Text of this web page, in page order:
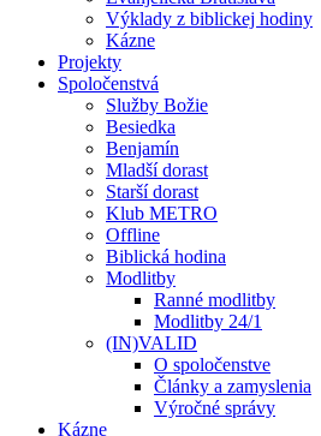
Výklady z biblickej hodiny
Kázne
Projekty
Spoločenstvá
Služby Božie
Besiedka
Benjamín
Mladší dorast
Starší dorast
Klub METRO
Offline
Biblická hodina
Modlitby
Ranné modlitby
Modlitby 24/1
(IN)VALID
O spoločenstve
Články a zamyslenia
Výročné správy
Kázne